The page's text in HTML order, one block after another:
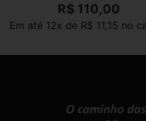
R$110,00
Em até 12x de R$ 11,15 no